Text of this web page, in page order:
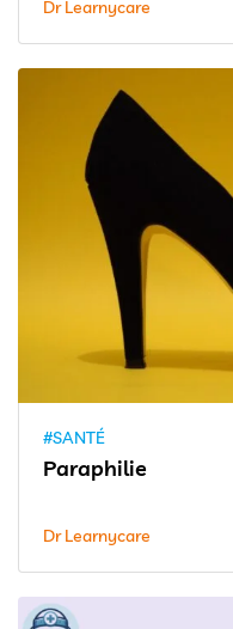
Dr Learnycare
#SANTÉ
Paraphilie
Dr Learnycare